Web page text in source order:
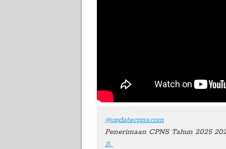
@updatecpns.com
Penerimaan CPNS Tahun 2025
♬